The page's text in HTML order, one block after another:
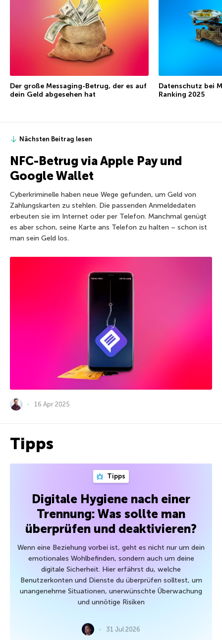
Der große Messaging-Betrug, der es auf
dein Geld abgesehen hat
Datenschutz bei
Ranking 2025
Nächsten Beitrag lesen
NFC-Betrug via Apple Pay und
Google Wallet
Cyberkriminelle haben neue Wege gefunden, um Geld von
Zahlungskarten zu stehlen. Die passenden Anmeldedaten
erbeuten sie im Internet oder per Telefon. Manchmal genügt
es aber schon, seine Karte ans Telefon zu halten – schon ist
man sein Geld los.
16 Apr 2025
Tipps
Tipps
Digitale Hygiene nach einer
Trennung: Was sollte man
überprüfen und deaktivieren?
Wenn eine Beziehung vorbei ist, geht es nicht nur um dein
emotionales Wohlbefinden, sondern auch um deine
digitale Sicherheit. Hier erfährst du, welche
Benutzerkonten und Dienste du überprüfen solltest, um
unangenehme Situationen, unerwünschte Überwachung
und unnötige Risiken
31 Jul 2026